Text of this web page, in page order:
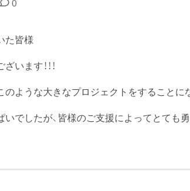
0
た皆様
います！！！
ような大きなプロジェクトをすることに
いでしたが、皆様のご支援によってとても